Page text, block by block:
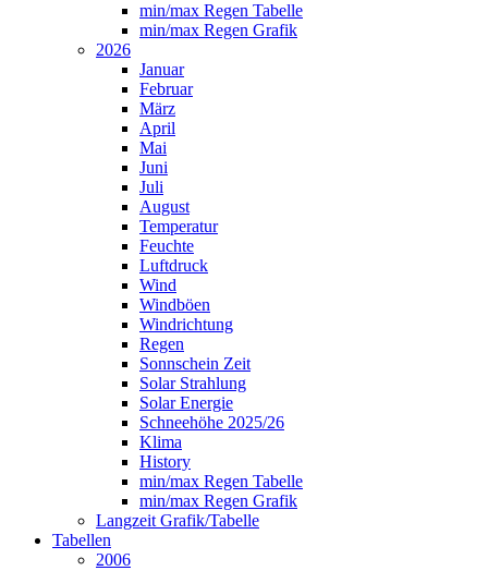
min/max Regen Tabelle
min/max Regen Grafik
2026
Januar
Februar
März
April
Mai
Juni
Juli
August
Temperatur
Feuchte
Luftdruck
Wind
Windböen
Windrichtung
Regen
Sonnschein Zeit
Solar Strahlung
Solar Energie
Schneehöhe 2025/26
Klima
History
min/max Regen Tabelle
min/max Regen Grafik
Langzeit Grafik/Tabelle
Tabellen
2006